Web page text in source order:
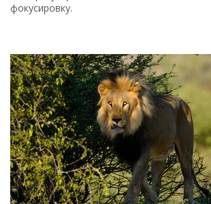
фокусировку.